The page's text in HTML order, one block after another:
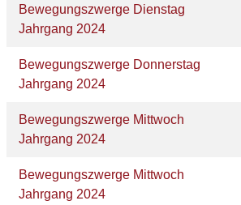
Bewegungszwerge Dienstag
Jahrgang 2024
Bewegungszwerge Donnerstag
Jahrgang 2024
Bewegungszwerge Mittwoch
Jahrgang 2024
Bewegungszwerge Mittwoch
Jahrgang 2024